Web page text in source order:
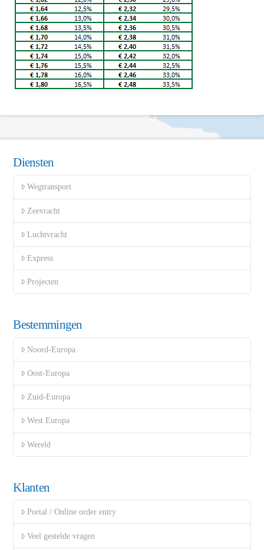
Diensten
Wegtransport
Zeevracht
Luchtvracht
Express
Projecten
Bestemmingen
Noord-Europa
Oost-Europa
Zuid-Europa
West Europa
Wereld
Klanten
Portal / Online order entry
Veel gestelde vragen